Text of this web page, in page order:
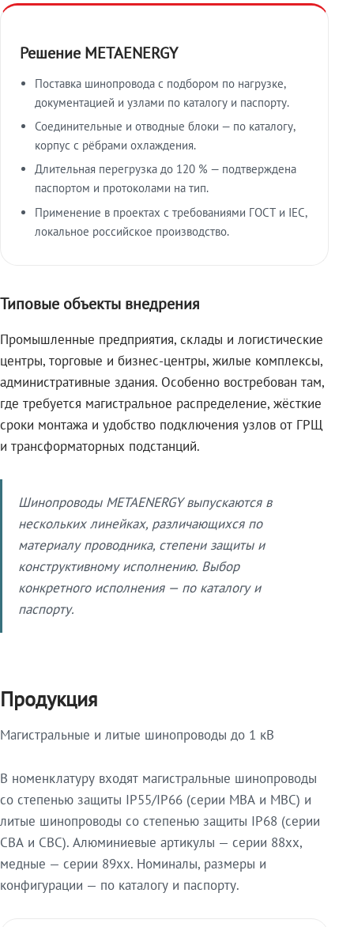
Решение METAENERGY
Поставка шинопровода с подбором по нагрузке,
документацией и узлами по каталогу и паспорту.
Соединительные и отводные блоки — по каталогу,
корпус с рёбрами охлаждения.
Длительная перегрузка до 120 % — подтверждена
паспортом и протоколами на тип.
Применение в проектах с требованиями ГОСТ и IEC,
локальное российское производство.
Типовые объекты внедрения
Промышленные предприятия, склады и логистические
центры, торговые и бизнес-центры, жилые комплексы,
административные здания. Особенно востребован там,
где требуется магистральное распределение, жёсткие
сроки монтажа и удобство подключения узлов от ГРЩ
и трансформаторных подстанций.
Шинопроводы METAENERGY выпускаются в
нескольких линейках, различающихся по
материалу проводника, степени защиты и
конструктивному исполнению. Выбор
конкретного исполнения — по каталогу и
паспорту.
Продукция
Магистральные и литые шинопроводы до 1 кВ
В номенклатуру входят магистральные шинопроводы
со степенью защиты IP55/IP66 (серии МВА и МВС) и
литые шинопроводы со степенью защиты IP68 (серии
СВА и СВС). Алюминиевые артикулы — серии 88xx,
медные — серии 89xx. Номиналы, размеры и
конфигурации — по каталогу и паспорту.